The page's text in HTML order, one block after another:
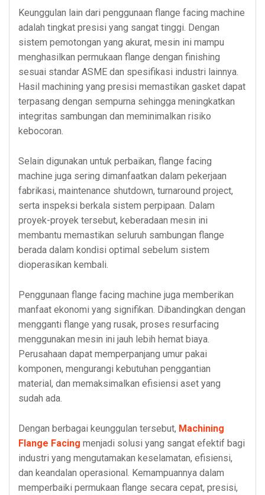
Keunggulan lain dari penggunaan flange facing machine
adalah tingkat presisi yang sangat tinggi. Dengan
sistem pemotongan yang akurat, mesin ini mampu
menghasilkan permukaan flange dengan finishing
sesuai standar ASME dan spesifikasi industri lainnya.
Hasil machining yang presisi memastikan gasket dapat
terpasang dengan sempurna sehingga meningkatkan
integritas sambungan dan meminimalkan risiko
kebocoran.
Selain digunakan untuk perbaikan, flange facing
machine juga sering dimanfaatkan dalam pekerjaan
fabrikasi, maintenance shutdown, turnaround project,
serta inspeksi berkala sistem perpipaan. Dalam
proyek-proyek tersebut, keberadaan mesin ini
membantu memastikan seluruh sambungan flange
berada dalam kondisi optimal sebelum sistem
dioperasikan kembali.
Penggunaan flange facing machine juga memberikan
manfaat ekonomi yang signifikan. Dibandingkan dengan
mengganti flange yang rusak, proses resurfacing
menggunakan mesin ini jauh lebih hemat biaya.
Perusahaan dapat memperpanjang umur pakai
komponen, mengurangi kebutuhan penggantian
material, dan memaksimalkan efisiensi aset yang
sudah ada.
Dengan berbagai keunggulan tersebut, Machining
Flange Facing menjadi solusi yang sangat efektif bagi
industri yang mengutamakan keselamatan, efisiensi,
dan keandalan operasional. Kemampuannya dalam
memperbaiki permukaan flange secara cepat, presisi,